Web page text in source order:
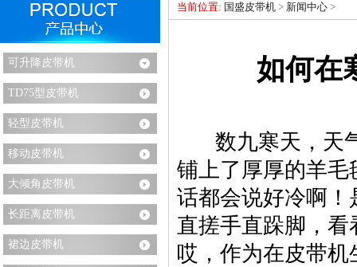
可升降皮带机
TD75型皮带机
轻型皮带机
移动皮带机
大倾角皮带机
长距离皮带机
裙边皮带机
当前位置: 国盛皮带机 > 新闻中心 >
如何在
数九寒天，天气
铺上了厚厚的羊
话都会说好冷啊
直搓手直跺脚，
哎，作为在皮带